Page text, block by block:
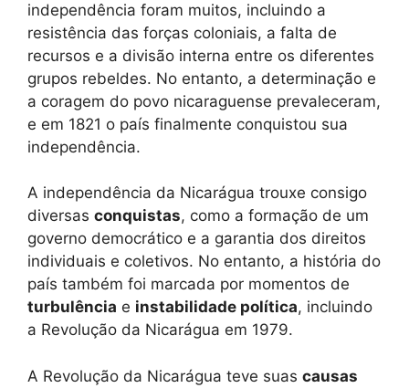
independência foram muitos, incluindo a
resistência das forças coloniais, a falta de
recursos e a divisão interna entre os diferentes
grupos rebeldes. No entanto, a determinação e
a coragem do povo nicaraguense prevaleceram,
e em 1821 o país finalmente conquistou sua
independência.
A independência da Nicarágua trouxe consigo
diversas conquistas, como a formação de um
governo democrático e a garantia dos direitos
individuais e coletivos. No entanto, a história do
país também foi marcada por momentos de
turbulência e instabilidade política, incluindo
a Revolução da Nicarágua em 1979.
A Revolução da Nicarágua teve suas causas